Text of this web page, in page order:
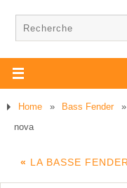
Home » Bass Fender »
nova
« LA BASSE